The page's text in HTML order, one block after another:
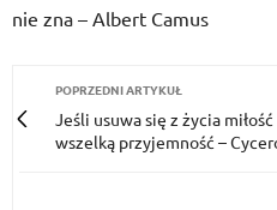
nie zna – Albert Camus
POPRZEDNI ARTYKUŁ
Jeśli usu­wa się z życia
wszelką przyjemność –